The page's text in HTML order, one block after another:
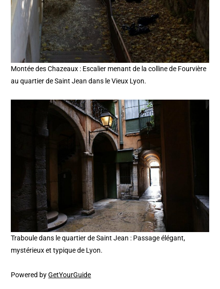
Montée des Chazeaux : Escalier menant de la colline de Fourvière
au quartier de Saint Jean dans le Vieux Lyon.
Traboule dans le quartier de Saint Jean : Passage élégant,
mystérieux et typique de Lyon.
Powered byGetYourGuide